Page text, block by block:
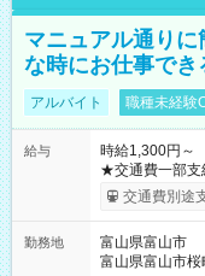
マニュアル通り
な時にお仕事で
アルバイト 職種未経験
給与
時給1,300円～
★交通費一部支給 時給1,300円～ ※試験・役割により
※勤務回数に
り！】 希望さ
例】 ・河合塾
×8時間＝日収
交通費別途
勤務地
富山県富山市
富山県富山市桜